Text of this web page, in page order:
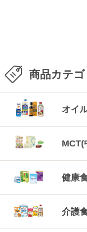
商品カテゴ
オイ
MCT(
健康
介護